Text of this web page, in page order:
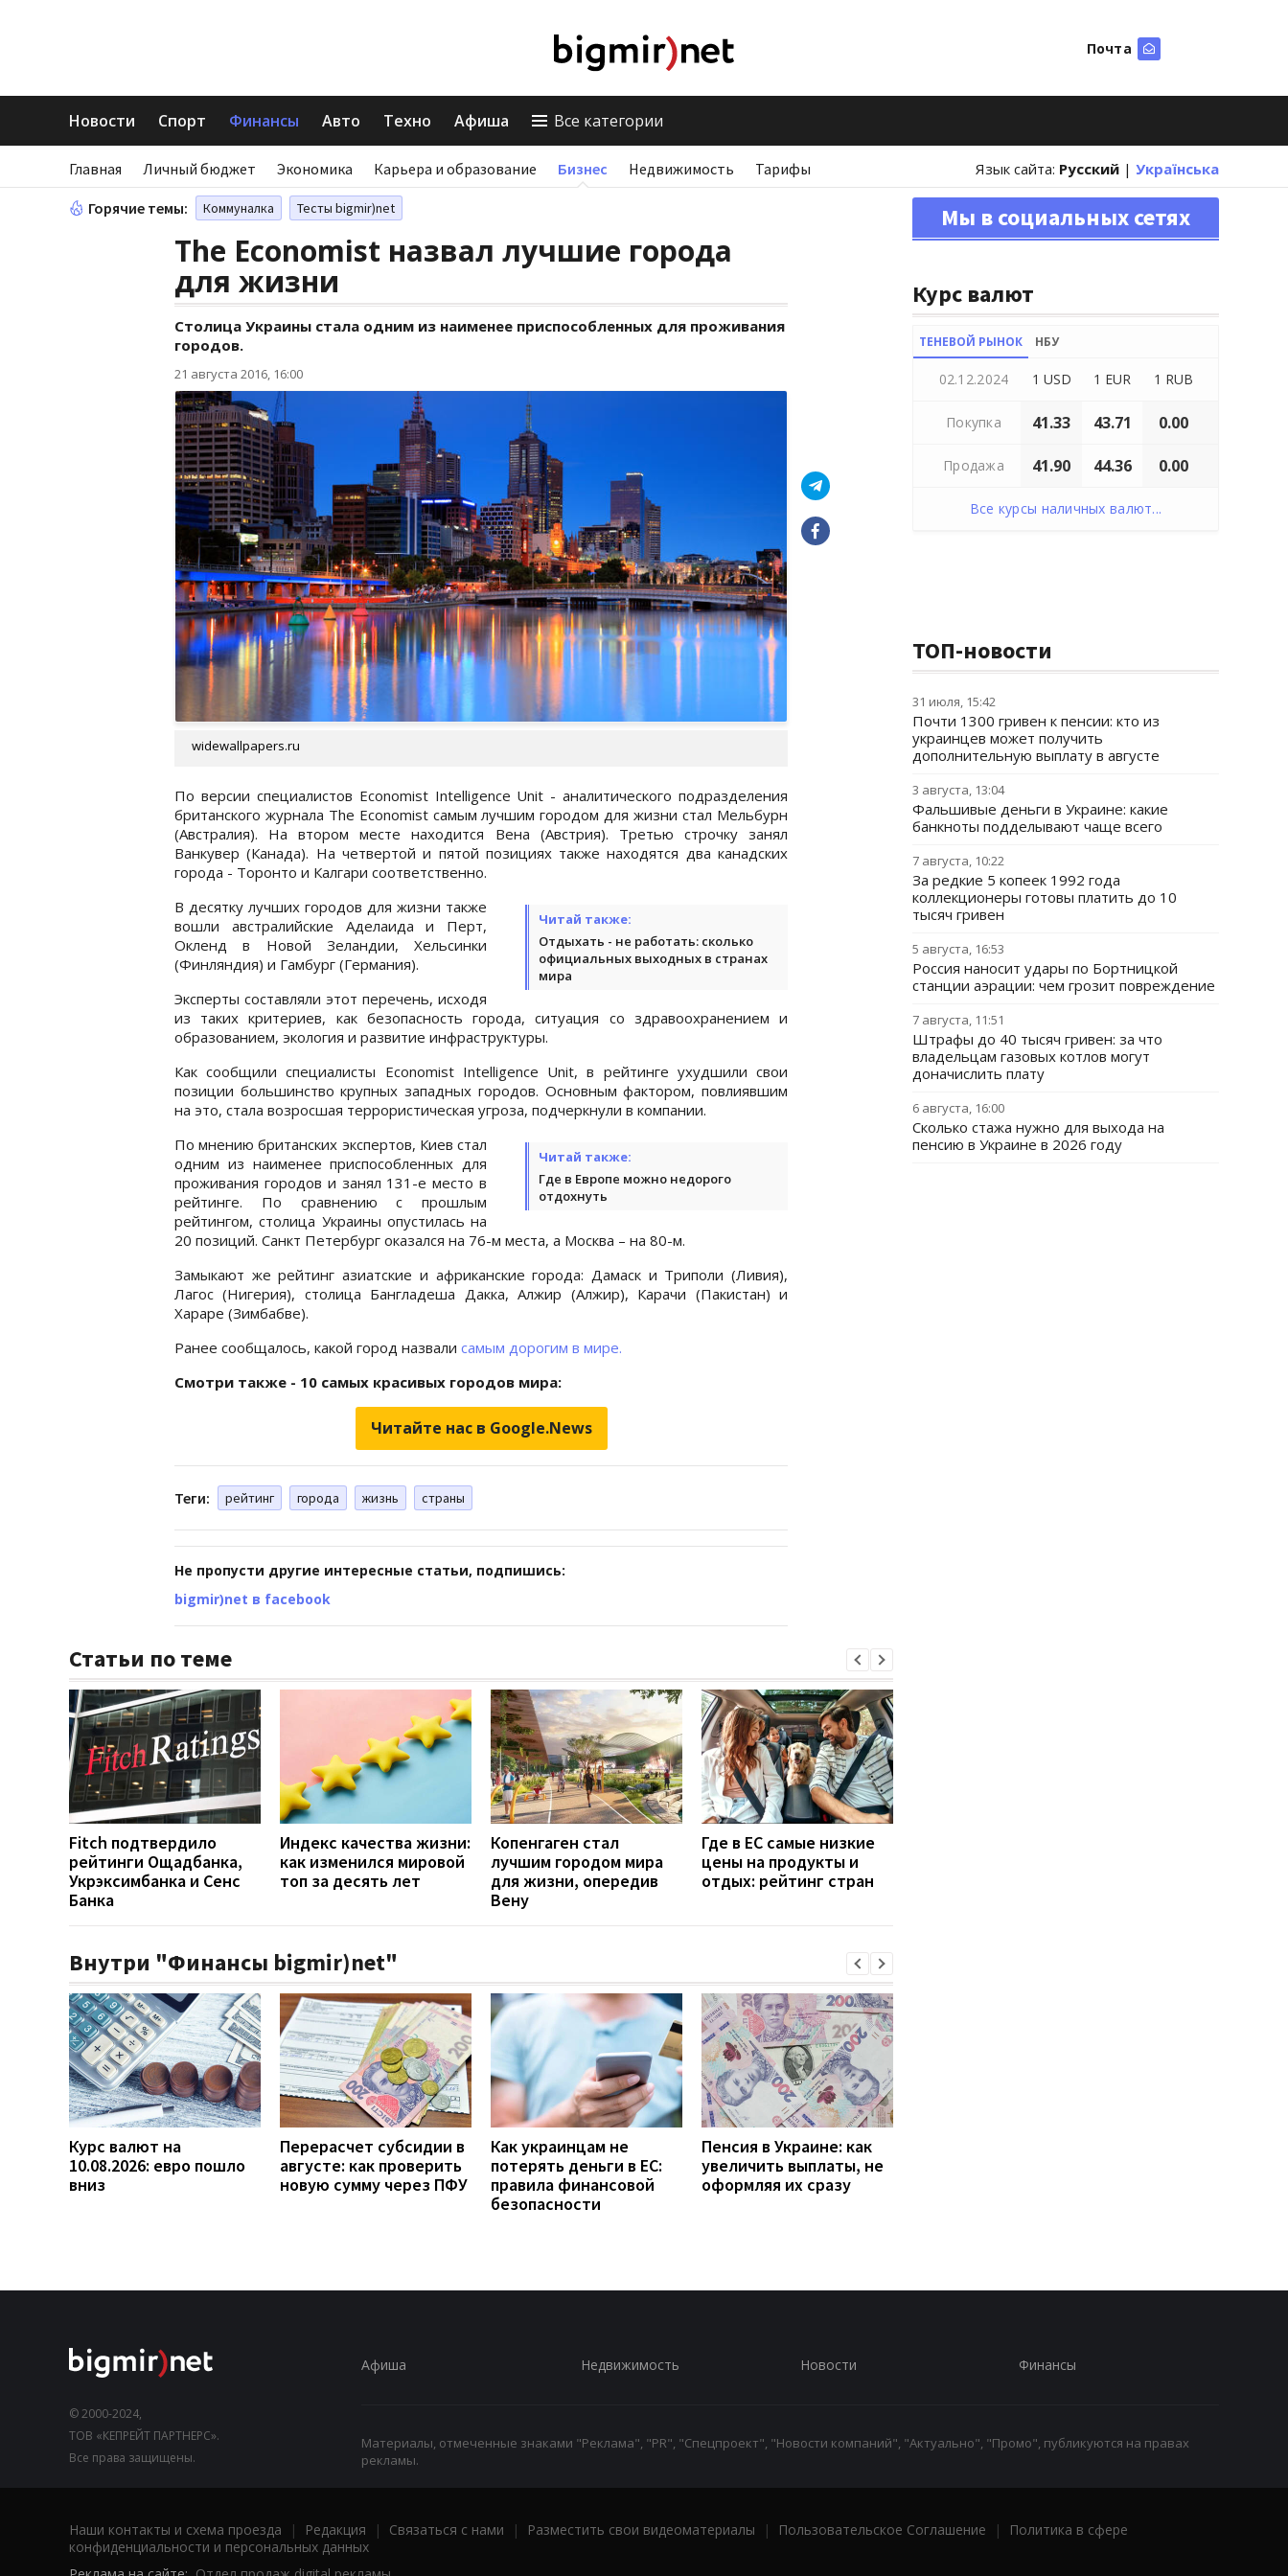
Почта
Новости Спорт Финансы Авто Техно Афиша Все категории
Главная Личный бюджет Экономика Карьера и образование Бизнес Недвижимость Тарифы Язык сайта: Русский | Українська
Горячие темы: Коммуналка Тесты bigmir)net
The Economist назвал лучшие города
для жизни
Столица Украины стала одним из наименее приспособленных для проживания
городов.
21 августа 2016, 16:00
widewallpapers.ru
По версии специалистов Economist Intelligence Unit - аналитического подразделения
британского журнала The Economist самым лучшим городом для жизни стал Мельбурн
(Австралия). На втором месте находится Вена (Австрия). Третью строчку занял
Ванкувер (Канада). На четвертой и пятой позициях также находятся два канадских
города - Торонто и Калгари соответственно.
Читай также:
Отдыхать - не работать: сколько
официальных выходных в странах
мира
В десятку лучших городов для жизни также
вошли австралийские Аделаида и Перт,
Окленд в Новой Зеландии, Хельсинки
(Финляндия) и Гамбург (Германия).
Эксперты составляли этот перечень, исходя
из таких критериев, как безопасность города, ситуация со здравоохранением и
образованием, экология и развитие инфраструктуры.
Как сообщили специалисты Economist Intelligence Unit, в рейтинге ухудшили свои
позиции большинство крупных западных городов. Основным фактором, повлиявшим
на это, стала возросшая террористическая угроза, подчеркнули в компании.
Читай также:
Где в Европе можно недорого
отдохнуть
По мнению британских экспертов, Киев стал
одним из наименее приспособленных для
проживания городов и занял 131-е место в
рейтинге. По сравнению с прошлым
рейтингом, столица Украины опустилась на
20 позиций. Санкт Петербург оказался на 76-м места, а Москва – на 80-м.
Замыкают же рейтинг азиатские и африканские города: Дамаск и Триполи (Ливия),
Лагос (Нигерия), столица Бангладеша Дакка, Алжир (Алжир), Карачи (Пакистан) и
Хараре (Зимбабве).
Ранее сообщалось, какой город назвали самым дорогим в мире.
Смотри также - 10 самых красивых городов мира:
Читайте нас в Google.News
Теги: рейтинг города жизнь страны
Не пропусти другие интересные статьи, подпишись:
bigmir)net в facebook
Статьи по теме
Fitch подтвердило
рейтинги Ощадбанка,
Укрэксимбанка и Сенс
Банка
Индекс качества жизни:
как изменился мировой
топ за десять лет
Копенгаген стал
лучшим городом мира
для жизни, опередив
Вену
Где в ЕС самые низкие
цены на продукты и
отдых: рейтинг стран
Внутри "Финансы bigmir)net"
Курс валют на
10.08.2026: евро пошло
вниз
Перерасчет субсидии в
августе: как проверить
новую сумму через ПФУ
Как украинцам не
потерять деньги в ЕС:
правила финансовой
безопасности
Пенсия в Украине: как
увеличить выплаты, не
оформляя их сразу
Мы в социальных сетях
Курс валют
ТЕНЕВОЙ РЫНОК НБУ
02.12.2024 1 USD 1 EUR 1 RUB
Покупка 41.33 43.71 0.00
Продажа 41.90 44.36 0.00
Все курсы наличных валют...
ТОП-новости
31 июля, 15:42
Почти 1300 гривен к пенсии: кто из
украинцев может получить
дополнительную выплату в августе
3 августа, 13:04
Фальшивые деньги в Украине: какие
банкноты подделывают чаще всего
7 августа, 10:22
За редкие 5 копеек 1992 года
коллекционеры готовы платить до 10
тысяч гривен
5 августа, 16:53
Россия наносит удары по Бортницкой
станции аэрации: чем грозит повреждение
7 августа, 11:51
Штрафы до 40 тысяч гривен: за что
владельцам газовых котлов могут
доначислить плату
6 августа, 16:00
Сколько стажа нужно для выхода на
пенсию в Украине в 2026 году
© 2000-2024,
ТОВ «КЕПРЕЙТ ПАРТНЕРС».
Все права защищены.
Афиша Недвижимость Новости Финансы
Материалы, отмеченные знаками "Реклама", "PR", "Спецпроект", "Новости компаний", "Актуально", "Промо", публикуются на правах
рекламы.
Наши контакты и схема проезда | Редакция | Связаться с нами | Разместить свои видеоматериалы | Пользовательское Соглашение |
Политика в сфере
конфиденциальности и персональных данных